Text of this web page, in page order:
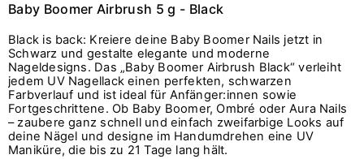
Baby Boomer Airbrush 5 g - Black
Black is back: Kreiere deine Baby Boomer Nails jetzt in
Schwarz und gestalte elegante und moderne
Nageldesigns. Das „Baby Boomer Airbrush Black“ verleiht
jedem UV Nagellack einen perfekten, schwarzen
Farbverlauf und ist ideal für Anfänger:innen sowie
Fortgeschrittene. Ob Baby Boomer, Ombré oder Aura Nails
– zaubere ganz schnell und einfach zweifarbige Looks auf
deine Nägel und designe im Handumdrehen eine UV
Maniküre, die bis zu 21 Tage lang hält.